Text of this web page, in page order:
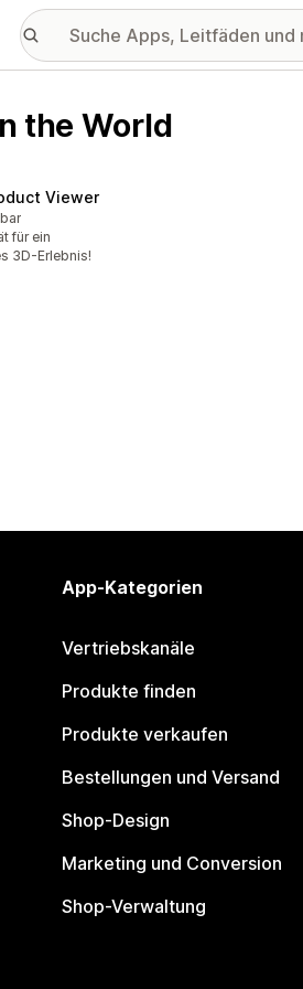
the World
Viewer
für ein
3D-Erlebnis!
App-Kategorien
Vertriebskanäle
Produkte finden
Produkte verkaufen
Bestellungen und Versand
Shop-Design
Marketing und Conversion
Shop-Verwaltung